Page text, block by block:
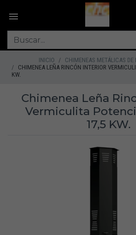
INICIO CHIMENEAS METÁLICAS DE
CHIMENEA LEÑA RINCÓN INTERIOR
KW.
Chimenea Leña
Vermiculita
17,5 KW.